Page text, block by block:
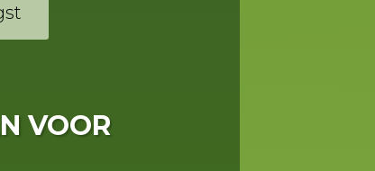
VOOR